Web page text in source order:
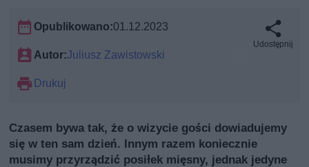
Opublikowano:01.12.2023
Autor:Juliusz Zawistowski
Drukuj
Udostępnij
Czasem bywa tak, że o wizycie gości dowiadujemy
się w ten sam dzień. Innym razem koniecznie
musimy przyrządzić posiłek mięsny, jednak jedyne